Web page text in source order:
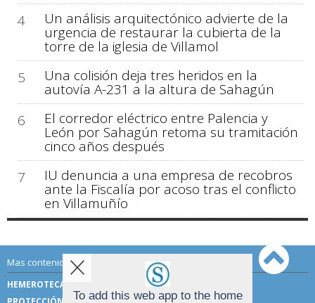
4
Un análisis arquitectónico advierte de la
urgencia de restaurar la cubierta de la
torre de la iglesia de Villamol
5
Una colisión deja tres heridos en la
autovía A-231 a la altura de Sahagún
6
El corredor eléctrico entre Palencia y
León por Sahagún retoma su tramitación
cinco años después
7
IU denuncia a una empresa de recobros
ante la Fiscalía por acoso tras el conflicto
en Villamuñío
Mas contenido de Sahagún Digital:
HEMEROTECA
TÉRMINOS DE USO
To add this web app to the home